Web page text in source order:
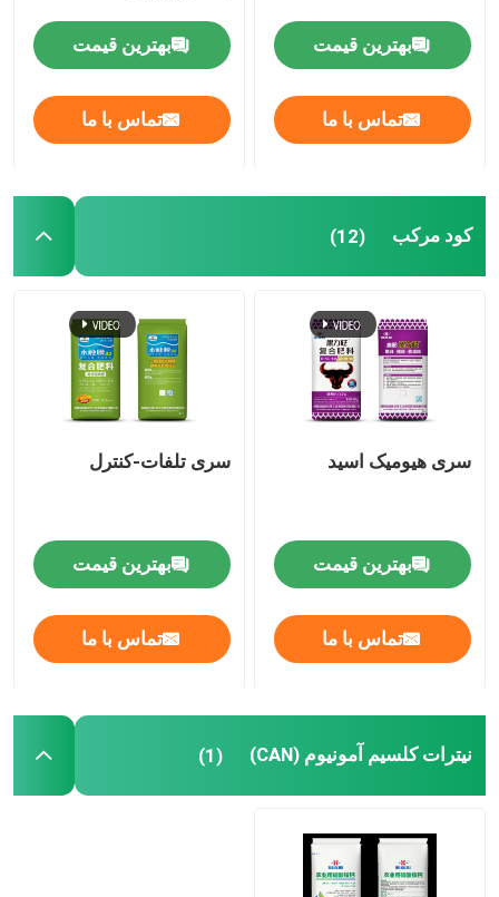
بهترین قیمت
تماس با ما
بهترین قیمت
تماس با ما
کود مرکب (12)
سری هیومیک اسید
بهترین قیمت
تماس با ما
سری تلفات-کنترل
بهترین قیمت
تماس با ما
نیترات کلسیم آمونیوم (CAN) (1)